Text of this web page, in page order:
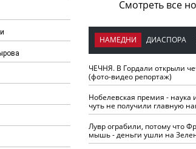
Смотреть все
НАМЕДНИ ДИАСПОРА
ЧЕЧНЯ. В Гордали открыли
(фото-видео репортаж)
Нобелевская премия - наука
чуть не получили главную
Лувр ограбили, потому что
мышь - деньги ушли на